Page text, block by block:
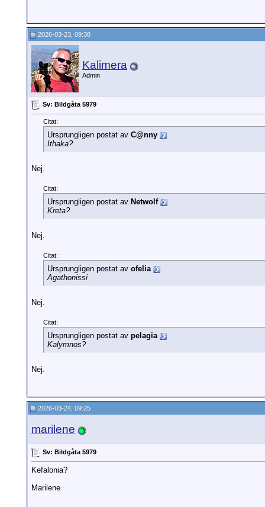
2026-03-23, 09:38
Kalimera
Admin
Sv: Bildgåta 5979
Citat:
Ursprungligen postat av C@nny
Ithaka?
Nej.
Citat:
Ursprungligen postat av Netwolf
Kreta?
Nej.
Citat:
Ursprungligen postat av ofelia
Agathonissi
Nej.
Citat:
Ursprungligen postat av pelagia
Kalymnos?
Nej.
2026-03-24, 09:25
marilene
Sv: Bildgåta 5979
Kefalonia?
Marilene